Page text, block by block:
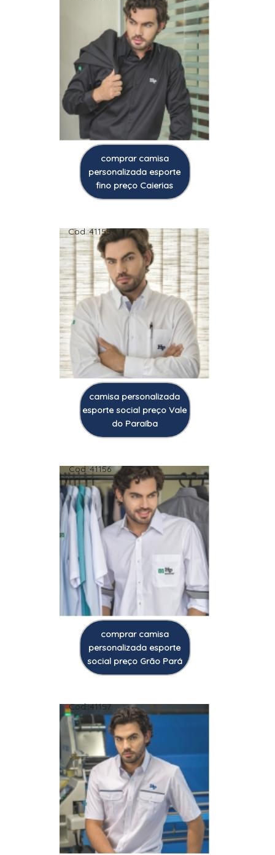
comprar camisa
personalizada esporte
fino preço Caierias
Cod.:41155
camisa personalizada
esporte social preço Vale
do Paraíba
Cod.:41156
comprar camisa
personalizada esporte
social preço Grão Pará
Cod.:41157